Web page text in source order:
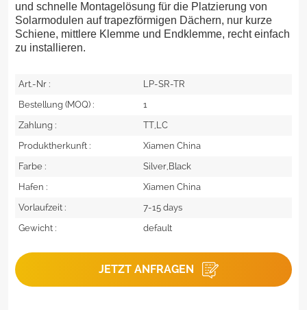
und schnelle Montagelösung für die Platzierung von
Solarmodulen auf trapezförmigen Dächern, nur kurze
Schiene, mittlere Klemme und Endklemme, recht einfach
zu installieren.
Art.-Nr :
LP-SR-TR
Bestellung (MOQ) :
1
Zahlung :
TT,LC
Produktherkunft :
Xiamen China
Farbe :
Silver,Black
Hafen :
Xiamen China
Vorlaufzeit :
7-15 days
Gewicht :
default
JETZT ANFRAGEN